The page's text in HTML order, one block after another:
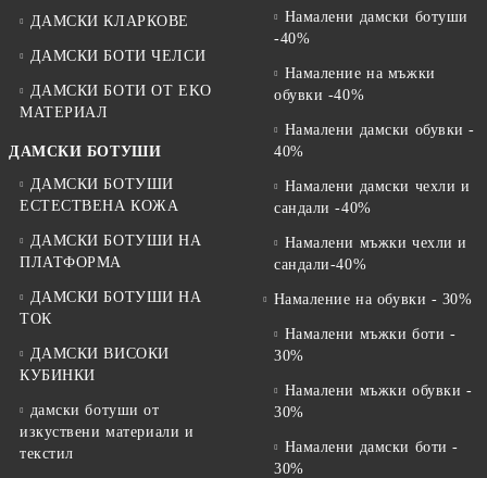
ДАМСКИ КЛАРКОВЕ
ДАМСКИ БОТИ ЧЕЛСИ
ДАМСКИ БОТИ ОТ EKO
МАТЕРИАЛ
ДАМСКИ БОТУШИ
ДАМСКИ БОТУШИ
ЕСТЕСТВЕНА КОЖА
ДАМСКИ БОТУШИ НА
ПЛАТФОРМА
ДАМСКИ БОТУШИ НА
ТОК
ДАМСКИ ВИСОКИ
КУБИНКИ
дамски ботуши от
изкуствени материали и
текстил
Намалени дамски ботуши
-40%
Намаление на мъжки
обувки -40%
Намалени дамски обувки -
40%
Намалени дамски чехли и
сандали -40%
Намалени мъжки чехли и
сандали-40%
Намаление на обувки - 30%
Намалени мъжки боти -
30%
Намалени мъжки обувки -
30%
Намалени дамски боти -
30%